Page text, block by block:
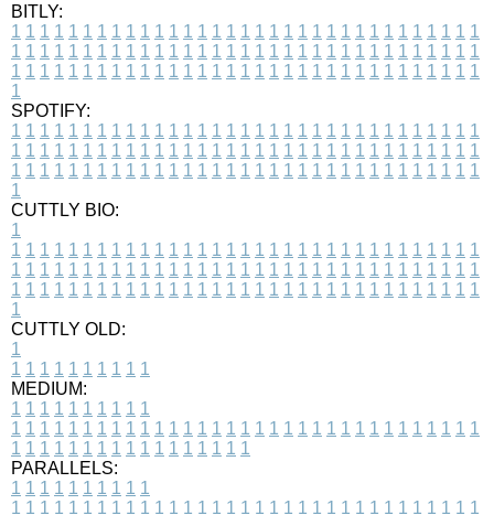
BITLY:
1 1 1 1 1 1 1 1 1 1 1 1 1 1 1 1 1 1 1 1 1 1 1 1 1 1 1 1 1 1 1 1 1
1 1 1 1 1 1 1 1 1 1 1 1 1 1 1 1 1 1 1 1 1 1 1 1 1 1 1 1 1 1 1 1 1
1 1 1 1 1 1 1 1 1 1 1 1 1 1 1 1 1 1 1 1 1 1 1 1 1 1 1 1 1 1 1 1 1
1
SPOTIFY:
1 1 1 1 1 1 1 1 1 1 1 1 1 1 1 1 1 1 1 1 1 1 1 1 1 1 1 1 1 1 1 1 1
1 1 1 1 1 1 1 1 1 1 1 1 1 1 1 1 1 1 1 1 1 1 1 1 1 1 1 1 1 1 1 1 1
1 1 1 1 1 1 1 1 1 1 1 1 1 1 1 1 1 1 1 1 1 1 1 1 1 1 1 1 1 1 1 1 1
1
CUTTLY BIO:
1
1 1 1 1 1 1 1 1 1 1 1 1 1 1 1 1 1 1 1 1 1 1 1 1 1 1 1 1 1 1 1 1 1
1 1 1 1 1 1 1 1 1 1 1 1 1 1 1 1 1 1 1 1 1 1 1 1 1 1 1 1 1 1 1 1 1
1 1 1 1 1 1 1 1 1 1 1 1 1 1 1 1 1 1 1 1 1 1 1 1 1 1 1 1 1 1 1 1 1
1
CUTTLY OLD:
1
1 1 1 1 1 1 1 1 1 1
MEDIUM:
1 1 1 1 1 1 1 1 1 1
1 1 1 1 1 1 1 1 1 1 1 1 1 1 1 1 1 1 1 1 1 1 1 1 1 1 1 1 1 1 1 1 1
1 1 1 1 1 1 1 1 1 1 1 1 1 1 1 1 1
PARALLELS:
1 1 1 1 1 1 1 1 1 1
1 1 1 1 1 1 1 1 1 1 1 1 1 1 1 1 1 1 1 1 1 1 1 1 1 1 1 1 1 1 1 1 1